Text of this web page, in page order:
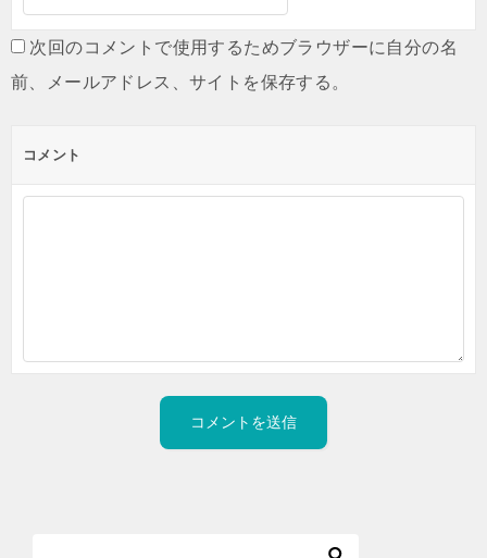
次回のコメントで使用するためブラウザーに自分の名
前、メールアドレス、サイトを保存する。
コメント